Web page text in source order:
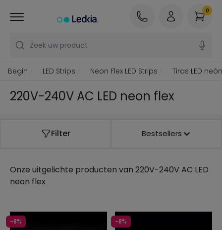
Zoek uw product
0
Begin LED Strips Neon Flex LED Strips Tiras LED
220V-240V AC LED neon flex
Filter Bestsellers
Onze uitgelichte producten van 220V-240V AC LED
neon flex
-8% -8%